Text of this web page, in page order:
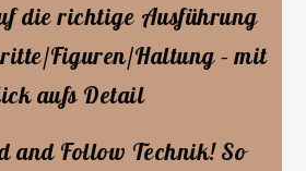
die richtige Ausführung
Figuren/Haltung – mit
aufs Detail
and Follow Technik! So